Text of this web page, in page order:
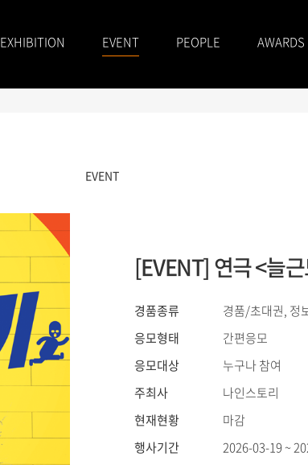
EXHIBITION EVENT PEOPLE AWARDS
EVENT
[EVENT] 연극 <늘
경품종류
경품/초대권, 정
응모형태
간편응모
응모대상
누구나 참여
주최사
나인스토리
현재현황
마감
행사기간
2026-03-19 ~